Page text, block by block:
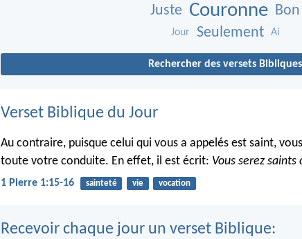
Juste Couronne Bon
Jour Seulement Ai
Rechercher des versets Bibliques
Verset Biblique du Jour
Au contraire, puisque celui qui vous a appelés est saint,
toute votre conduite. En effet, il est écrit: Vous serez saints
1 Pierre 1:15-16 sainteté vie vocation
Recevoir chaque jour un verset Biblique: